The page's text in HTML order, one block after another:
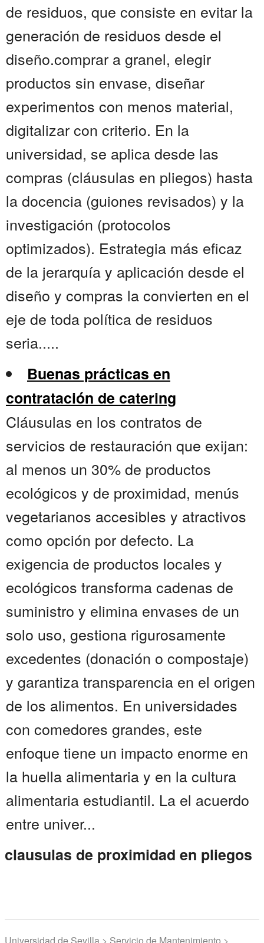
de residuos, que consiste en evitar la
generación de residuos desde el
diseño.comprar a granel, elegir
productos sin envase, diseñar
experimentos con menos material,
digitalizar con criterio. En la
universidad, se aplica desde las
compras (cláusulas en pliegos) hasta
la docencia (guiones revisados) y la
investigación (protocolos
optimizados). Estrategia más eficaz
de la jerarquía y aplicación desde el
diseño y compras la convierten en el
eje de toda política de residuos
seria.....
Buenas prácticas en
contratación de catering
Cláusulas en los contratos de
servicios de restauración que exijan:
al menos un 30% de productos
ecológicos y de proximidad, menús
vegetarianos accesibles y atractivos
como opción por defecto. La
exigencia de productos locales y
ecológicos transforma cadenas de
suministro y elimina envases de un
solo uso, gestiona rigurosamente
excedentes (donación o compostaje)
y garantiza transparencia en el origen
de los alimentos. En universidades
con comedores grandes, este
enfoque tiene un impacto enorme en
la huella alimentaria y en la cultura
alimentaria estudiantil. La el acuerdo
entre univer...
clausulas de proximidad en pliegos